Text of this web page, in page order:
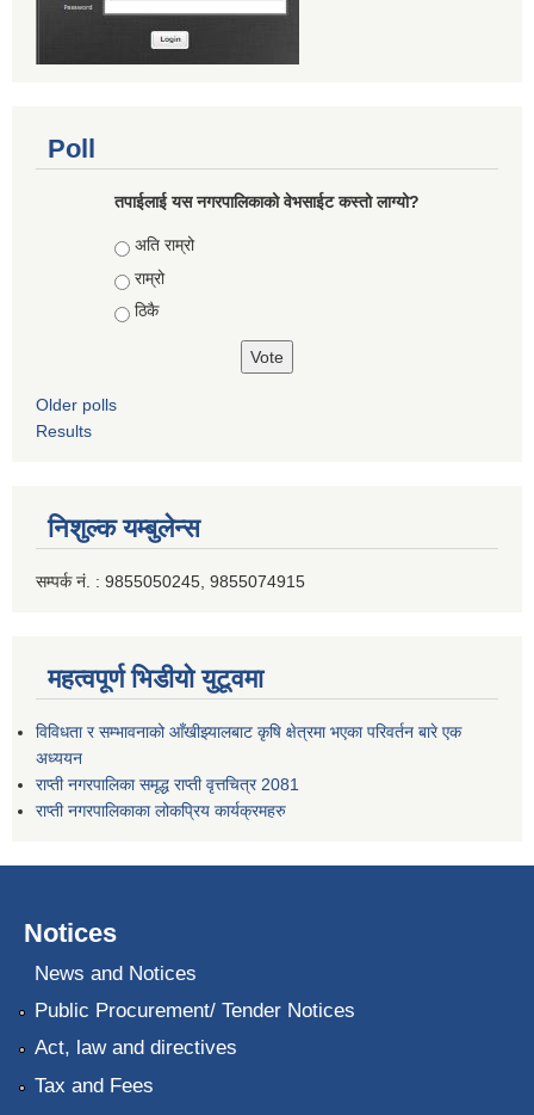
Poll
तपाईलाई यस नगरपालिकाको वेभसाईट कस्तो लाग्यो?
Choices
अति राम्रो
राम्रो
ठिकै
Older polls
Results
निशुल्क यम्बुलेन्स
सम्पर्क नं. : 9855050245, 9855074915
महत्वपूर्ण भिडीयो युटूवमा
विविधता र सम्भावनाको आँखीझ्यालबाट कृषि क्षेत्रमा भएका परिवर्तन बारे एक
अध्ययन
राप्ती नगरपालिका समृद्ध राप्ती वृत्तचित्र 2081
राप्ती नगरपालिकाका लोकप्रिय कार्यक्रमहरु
Notices
News and Notices
Public Procurement/ Tender Notices
Act, law and directives
Tax and Fees